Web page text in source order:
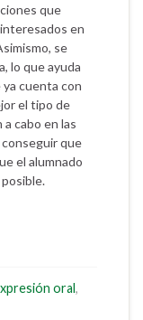
que
en
se
lo que ayuda
cuenta con
el tipo de
cabo en las
que
el alumnado
oral,